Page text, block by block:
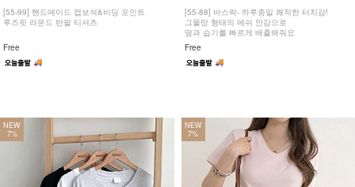
[55-99] 핸드메이드 캡보석&비딩 포인트
루즈핏 라운드 반팔 티셔츠
Free
[55-88] 바스락- 하루종일 쾌적한 터치감!
그물망 형태의 메쉬 안감으로
땀과 습기를 빠르게 배출해줘요
Free
NEW
7%
NEW
7%